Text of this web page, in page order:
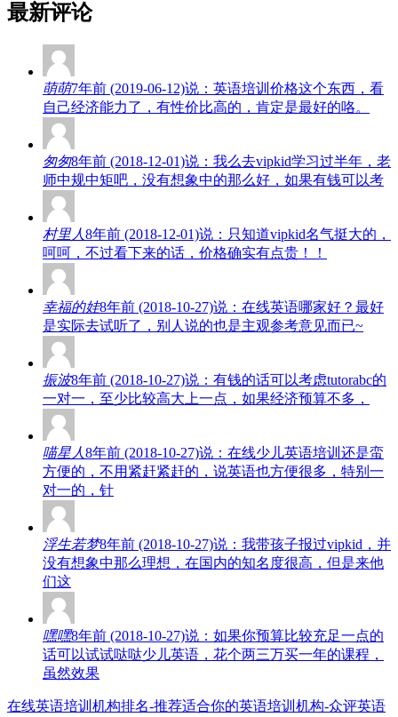
最新评论
萌萌7年前 (2019-06-12)说：英语培训价格这个东西，看
自己经济能力了，有性价比高的，肯定是最好的咯。
匆匆8年前 (2018-12-01)说：我么去vipkid学习过半年，老
师中规中矩吧，没有想象中的那么好，如果有钱可以考
村里人8年前 (2018-12-01)说：只知道vipkid名气挺大的，
呵呵，不过看下来的话，价格确实有点贵！！
幸福的娃8年前 (2018-10-27)说：在线英语哪家好？最好
是实际去试听了，别人说的也是主观参考意见而已~
振波8年前 (2018-10-27)说：有钱的话可以考虑tutorabc的
一对一，至少比较高大上一点，如果经济预算不多，
喵星人8年前 (2018-10-27)说：在线少儿英语培训还是蛮
方便的，不用紧赶紧赶的，说英语也方便很多，特别一
对一的，针
浮生若梦8年前 (2018-10-27)说：我带孩子报过vipkid，并
没有想象中那么理想，在国内的知名度很高，但是来他
们这
嘿嘿8年前 (2018-10-27)说：如果你预算比较充足一点的
话可以试试哒哒少儿英语，花个两三万买一年的课程，
虽然效果
在线英语培训机构排名-推荐适合你的英语培训机构-众评英语